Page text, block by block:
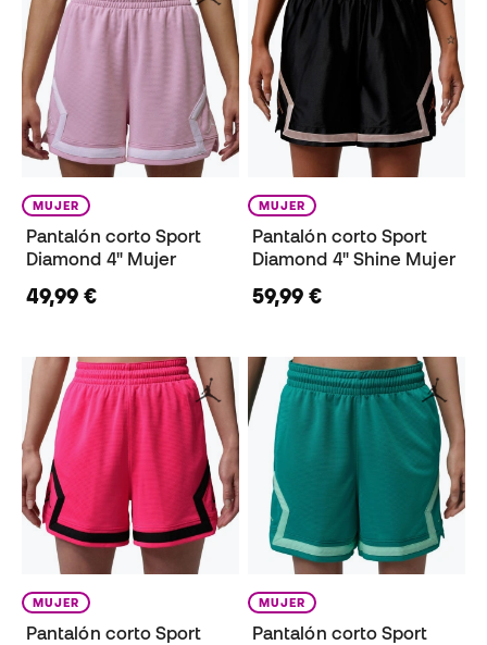
MUJER
Pantalón corto Sport
Diamond 4" Mujer
49,99 €
MUJER
Pantalón corto Sport
Diamond 4" Shine Mujer
59,99 €
MUJER
Pantalón corto Sport
MUJER
Pantalón corto Sport